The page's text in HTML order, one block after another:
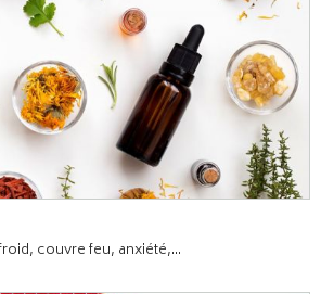
couvre feu, anxiété,...